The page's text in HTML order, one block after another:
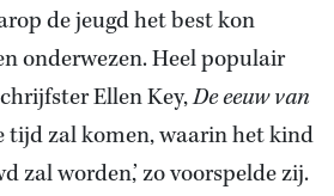
de jeugd het best kon
onderwezen. Heel populair
Ellen Key,De eeuw van
tijd zal komen, waarin het kind
zal worden,’ zo voorspelde zij.